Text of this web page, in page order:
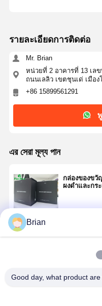
รายละเอียดการติดต่อ
Mr. Brian
หน่วยที่ 2 อาคารที่ 13 เล
ถนนเลลิว เขตชุนเด่ เมือ
+86 15899561291
এর সেরা মূল্য পান
กล่องของขวั
ผงดําและกร
Brian
Good day, what product